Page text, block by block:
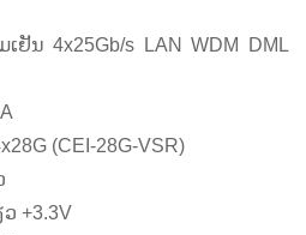
ຢັນ 4x25Gb/s LAN WDM DML
(CEI-28G-VSR)
+3.3V